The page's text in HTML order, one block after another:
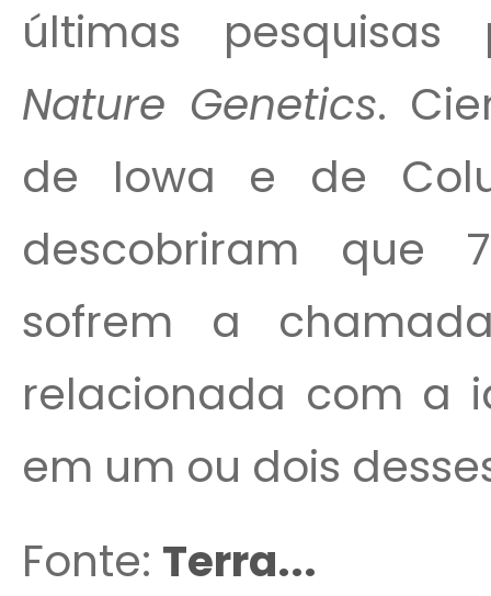
últimas pesquisas
Nature Genetics.
de Iowa e de
descobriram que
sofrem a
relacionada com a
em um ou dois
Fonte: Terra...